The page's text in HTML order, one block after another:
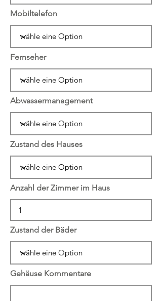
Mobiltelefon
Fernseher
Abwassermanagement
Zustand des Hauses
Anzahl der Zimmer im Haus
Zustand der Bäder
Gehäuse Kommentare